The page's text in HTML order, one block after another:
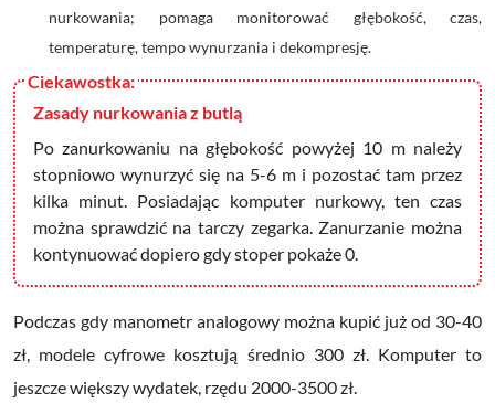
nurkowania; pomaga monitorować głębokość, czas,
temperaturę, tempo wynurzania i dekompresję.
Zasady nurkowania z butlą
Po zanurkowaniu na głębokość powyżej 10 m należy
stopniowo wynurzyć się na 5-6 m i pozostać tam przez
kilka minut. Posiadając komputer nurkowy, ten czas
można sprawdzić na tarczy zegarka. Zanurzanie można
kontynuować dopiero gdy stoper pokaże 0.
Podczas gdy manometr analogowy można kupić już od 30-40
zł, modele cyfrowe kosztują średnio 300 zł. Komputer to
jeszcze większy wydatek, rzędu 2000-3500 zł.